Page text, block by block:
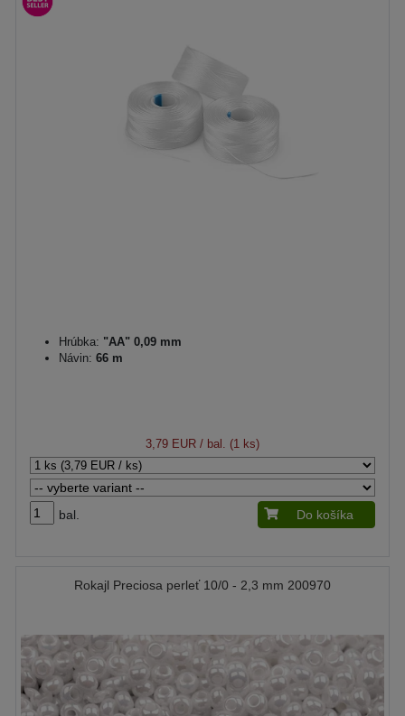
Hrúbka: "AA" 0,09 mm
Návin: 66 m
3,79 EUR / bal. (1 ks)
bal. Do košíka
Rokajl Preciosa perleť 10/0 - 2,3 mm 200970